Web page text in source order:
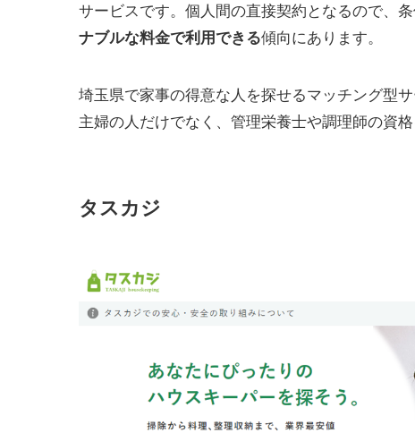
サービスです。個人間の直接契約となるので、
ナブルな料金で利用できる傾向にあります。
埼玉県で家事の得意な人を探せるマッチング型サ
主婦の人だけでなく、管理栄養士や調理師の資
タスカジ